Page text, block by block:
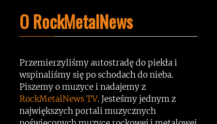
O RockMetalNews
Przemierzyliśmy autostradę do piekła i
wspinaliśmy się po schodach do nieba.
Piszemy o muzyce i nadajemy z
RockMetalNews TV. Jesteśmy jednym z
największych portali muzycznych